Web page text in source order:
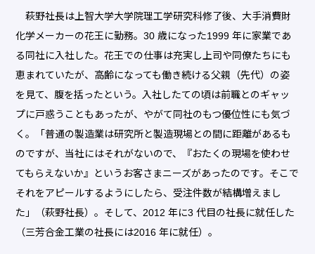
萩野社長は上智大学大学院理工学研究科修了後、大手消費財
化学メーカーの花王に勤務。30 歳になった1999 年に家業であ
る同社に入社した。花王での仕事は充実し上司や同僚たちにも
恵まれていたが、高齢になっても働き続ける父親（先代）の姿
を見て、腹を括ったという。入社したての頃は前職とのギャッ
プに戸惑うこともあったが、やがて同社のもつ優位性にも気づ
く。「普通の製造業は研究所と製造現場との間に距離があるも
のですが、当社にはそれがないので、『おたくの現場を使わせ
てもらえないか』というお客さまニーズがあったのです。そこで
それをアピールするようにしたら、受注件数が結構増えまし
た」（萩野社長）。そして、2012 年に3 代目の社長に就任した
（三芳合金工業の社長には2016 年に就任）。